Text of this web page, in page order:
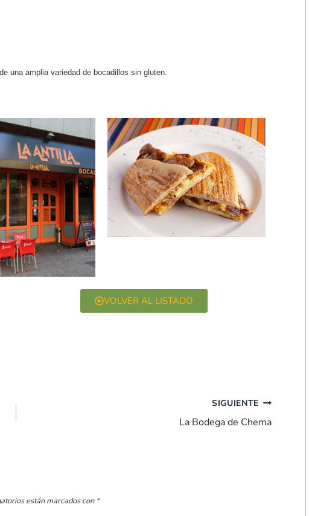
una amplia variedad de bocadillos sin gluten.
VOLVER AL LISTADO
SIGUIENTE
La Bodega de Chema
están marcados con *